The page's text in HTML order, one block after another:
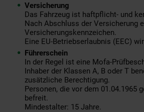
Versicherung
Das Fahrzeug ist haftpflicht- und
Nach Abschluss der Versicherung
Versicherungskennzeichen.
Eine EU-Betriebserlaubnis (EEC)
Führerschein
In der Regel ist eine Mofa-
Inhaber der Klassen A, B oder T
zusätzliche Berechtigung.
Personen, die vor dem 01.04.1965
befreit.
Mindestalter: 15 Jahre.